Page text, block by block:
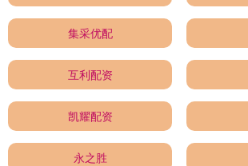
集采优配
互利配资
凯耀配资
永之胜